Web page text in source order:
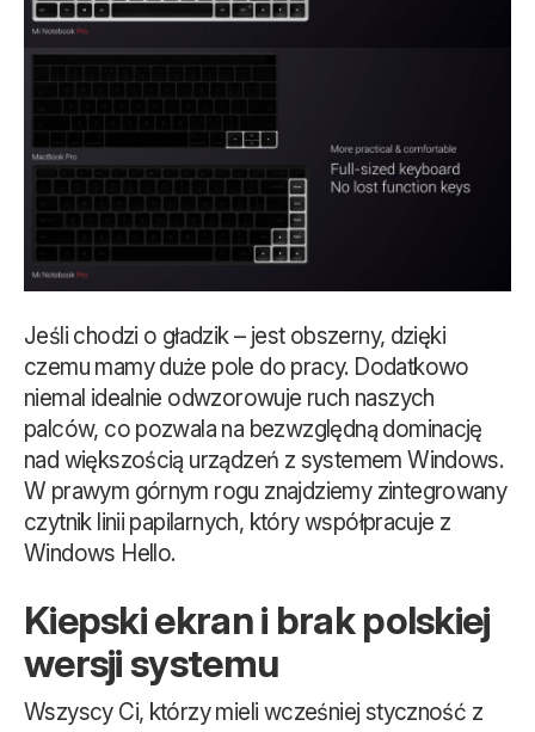
Jeśli chodzi o gładzik – jest obszerny, dzięki
czemu mamy duże pole do pracy. Dodatkowo
niemal idealnie odwzorowuje ruch naszych
palców, co pozwala na bezwzględną dominację
nad większością urządzeń z systemem Windows.
W prawym górnym rogu znajdziemy zintegrowany
czytnik linii papilarnych, który współpracuje z
Windows Hello.
Kiepski ekran i brak polskiej
wersji systemu
Wszyscy Ci, którzy mieli wcześniej styczność z